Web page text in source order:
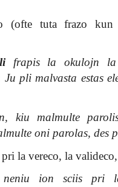
(ofte tuta frazo kun
frapis la okulojn la
Ju pli malvasta estas
kiu malmulte
oni parolas, des
la vereco, la
ion sciis pri